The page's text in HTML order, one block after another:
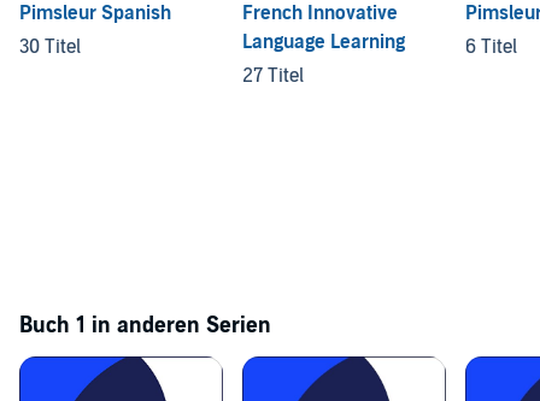
Pimsleur Spanish
30 Titel
French Innovative
Language Learning
27 Titel
6 Titel
Buch 1 in anderen Serien